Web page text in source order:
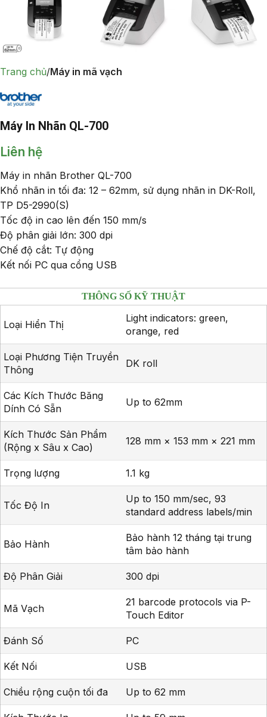
Trang chủ Máy in mã vạch
Máy In Nhãn QL-700
Liên hệ
Máy in nhãn Brother QL-700
Khổ nhãn in tối đa: 12 – 62mm, sử dụng nhãn in DK-Roll,
TP D5-2990(S)
Tốc độ in cao lên đến 150 mm/s
Độ phân giải lớn: 300 dpi
Chế độ cắt: Tự động
Kết nối PC qua cổng USB
THÔNG SỐ KỸ THUẬT
Loại Hiển Thị
Light indicators: green,
orange, red
Loại Phương Tiện Truyền
Thông
DK roll
Các Kích Thước Băng
Dính Có Sẵn
Up to 62mm
Kích Thước Sản Phẩm
(Rộng x Sâu x Cao)
128 mm × 153 mm × 221 mm
Trọng lượng 1.1 kg
Tốc Độ In
Up to 150 mm/sec, 93
standard address labels/min
Bảo Hành
Bảo hành 12 tháng tại trung
tâm bảo hành
Độ Phân Giải 300 dpi
Mã Vạch
21 barcode protocols via P-
Touch Editor
Đánh Số PC
Kết Nối USB
Chiều rộng cuộn tối đa Up to 62 mm